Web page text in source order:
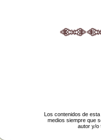
Los contenidos de
medios siempre que
autor y/o